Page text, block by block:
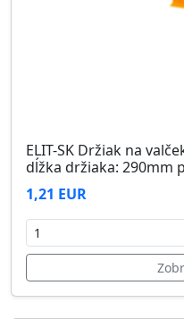
ELIT-SK Držiak na
dĺžka držiaka: 290mm
1,21 EUR